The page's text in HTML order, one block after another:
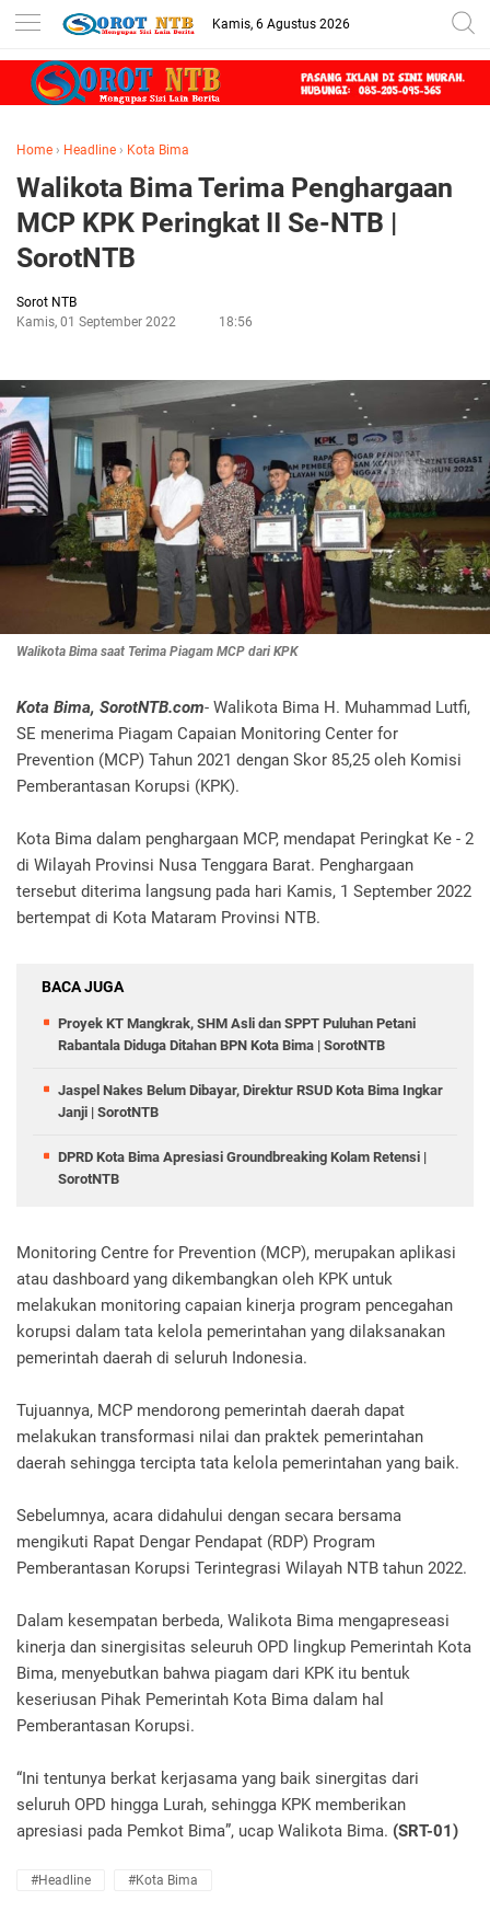
Kamis, 6 Agustus 2026
Home › Headline › Kota Bima
Walikota Bima Terima Penghargaan
MCP KPK Peringkat II Se-NTB |
SorotNTB
Sorot NTB
Kamis, 01 September 2022
18:56
Walikota Bima saat Terima Piagam MCP dari KPK
Kota Bima, SorotNTB.com- Walikota Bima H. Muhammad Lutfi,
SE menerima Piagam Capaian Monitoring Center for
Prevention (MCP) Tahun 2021 dengan Skor 85,25 oleh Komisi
Pemberantasan Korupsi (KPK).
Kota Bima dalam penghargaan MCP, mendapat Peringkat Ke - 2
di Wilayah Provinsi Nusa Tenggara Barat. Penghargaan
tersebut diterima langsung pada hari Kamis, 1 September 2022
bertempat di Kota Mataram Provinsi NTB.
BACA JUGA
Proyek KT Mangkrak, SHM Asli dan SPPT Puluhan Petani
Rabantala Diduga Ditahan BPN Kota Bima | SorotNTB
Jaspel Nakes Belum Dibayar, Direktur RSUD Kota Bima Ingkar
Janji | SorotNTB
DPRD Kota Bima Apresiasi Groundbreaking Kolam Retensi |
SorotNTB
Monitoring Centre for Prevention (MCP), merupakan aplikasi
atau dashboard yang dikembangkan oleh KPK untuk
melakukan monitoring capaian kinerja program pencegahan
korupsi dalam tata kelola pemerintahan yang dilaksanakan
pemerintah daerah di seluruh Indonesia.
Tujuannya, MCP mendorong pemerintah daerah dapat
melakukan transformasi nilai dan praktek pemerintahan
daerah sehingga tercipta tata kelola pemerintahan yang baik.
Sebelumnya, acara didahului dengan secara bersama
mengikuti Rapat Dengar Pendapat (RDP) Program
Pemberantasan Korupsi Terintegrasi Wilayah NTB tahun 2022.
Dalam kesempatan berbeda, Walikota Bima mengapreseasi
kinerja dan sinergisitas seleuruh OPD lingkup Pemerintah Kota
Bima, menyebutkan bahwa piagam dari KPK itu bentuk
keseriusan Pihak Pemerintah Kota Bima dalam hal
Pemberantasan Korupsi.
“Ini tentunya berkat kerjasama yang baik sinergitas dari
seluruh OPD hingga Lurah, sehingga KPK memberikan
apresiasi pada Pemkot Bima”, ucap Walikota Bima. (SRT-01)
#Headline #Kota Bima